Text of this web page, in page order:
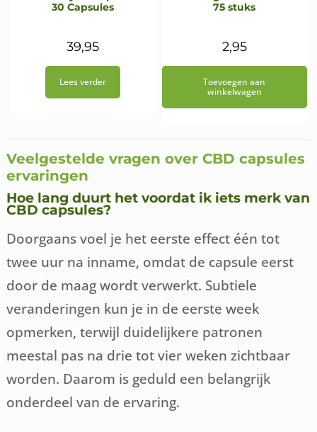
30 Capsules
39,95
Lees verder
75 stuks
2,95
Toevoegen aan
winkelwagen
Veelgestelde vragen over CBD capsules
ervaringen
Hoe lang duurt het voordat ik iets merk van
CBD capsules?
Doorgaans voel je het eerste effect één tot
twee uur na inname, omdat de capsule eerst
door de maag wordt verwerkt. Subtiele
veranderingen kun je in de eerste week
opmerken, terwijl duidelijkere patronen
meestal pas na drie tot vier weken zichtbaar
worden. Daarom is geduld een belangrijk
onderdeel van de ervaring.